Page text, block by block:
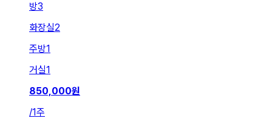
방3
화장실2
주방1
거실1
850,000원
/1주